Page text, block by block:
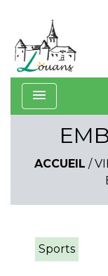
menu
ACCUEIL /
Sports